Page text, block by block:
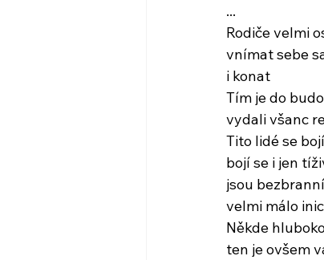
...
Rodiče velmi
vnímat sebe
i konat
Tím je do
vydali všanc
Tito lidé se
bojí se i jen
jsou
velmi málo
Někde
ten je ovšem